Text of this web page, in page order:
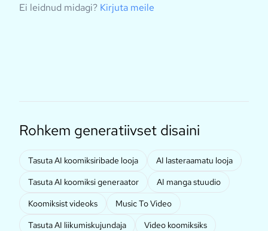
Ei leidnud midagi? Kirjuta meile
Rohkem generatiivset disaini
Tasuta AI koomiksiribade looja
AI lasteraamatu looja
Tasuta AI koomiksi generaator
AI manga stuudio
Koomiksist videoks
Music To Video
Tasuta AI liikumiskujundaja
Video koomiksiks